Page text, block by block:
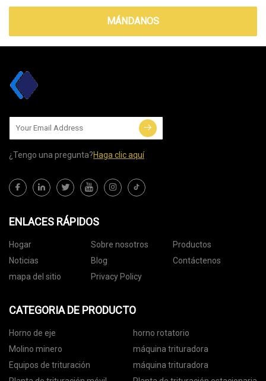
MÁNDANOS
¿Tengo una pregunta?Haga clic aquí
ENLACES RÁPIDOS
Hogar Sobre nosotros
Productos
Noticias
Blog
Contáctenos
mapa del sitio
Privacy Policy
CATEGORIA DE PRODUCTO
Horno de eje
horno rotatorio
Molino minero
máquina trituradora
Equipos de trituración
máquina trituradora